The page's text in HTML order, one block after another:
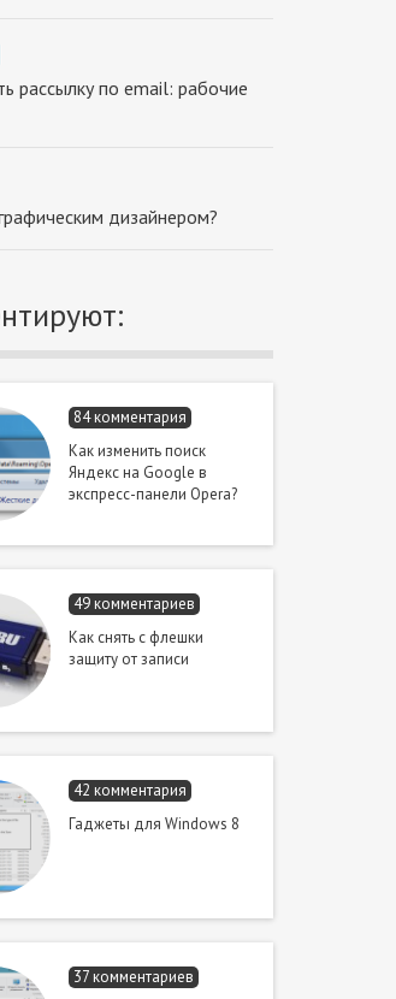
рассылку по email: рабочие
дизайнером?
84 комментария
Как изменить поиск
Яндекс на Google в
экспресс-панели Opera?
49 комментариев
Как снять с флешки
защиту от записи
42 комментария
Гаджеты для Windows 8
37 комментариев